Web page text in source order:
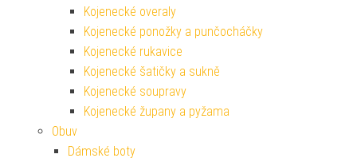
Kojenecké overaly
Kojenecké ponožky a punčocháčky
Kojenecké rukavice
Kojenecké šatičky a sukně
Kojenecké soupravy
Kojenecké župany a pyžama
Obuv
Dámské boty